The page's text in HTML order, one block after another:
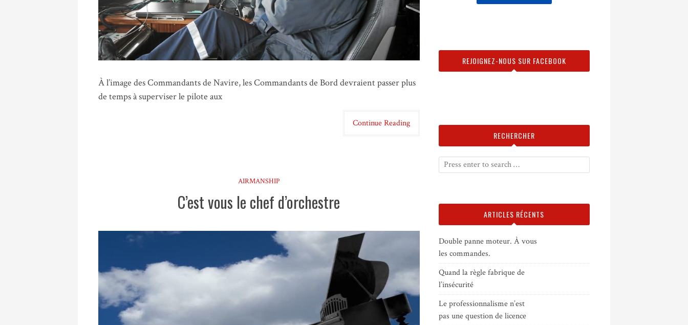
À l’image des Commandants de Navire, les Commandants de Bord devraient passer plus
de temps à superviser le pilote aux
Continue Reading
AIRMANSHIP
C’est vous le chef d’orchestre
REJOIGNEZ-NOUS SUR FACEBOOK
RECHERCHER
ARTICLES RÉCENTS
Double panne moteur. À vous
les commandes.
Quand la règle fabrique de
l’insécurité
Le professionnalisme n’est
pas une question de licence